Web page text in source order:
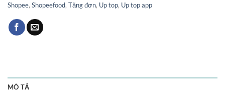
Shopee, Shopeefood, Tăng đơn, Up top, Up top app
MÔ TẢ